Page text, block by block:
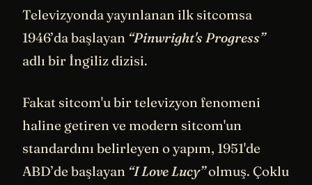
Televizyonda yayınlanan ilk sitcomsa
1946’da başlayan “Pinwright's Progress”
adlı bir İngiliz dizisi.
Fakat sitcom'u bir televizyon fenomeni
haline getiren ve modern sitcom'un
standardını belirleyen o yapım, 1951'de
ABD’de başlayan “I Love Lucy”olmuş. Çoklu